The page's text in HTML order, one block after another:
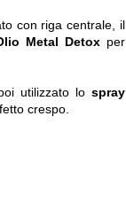
con riga centrale, il
Metal Detox per
utilizzato lo spray
crespo.